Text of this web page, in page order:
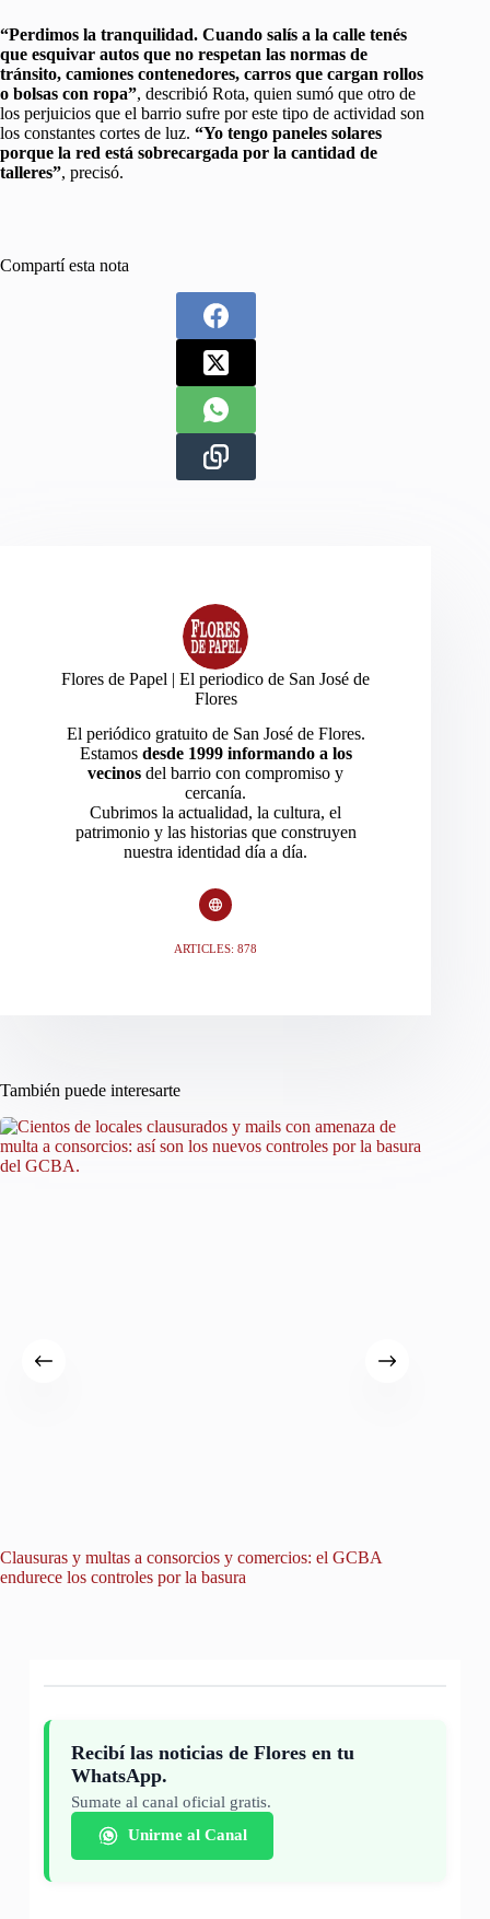
“Perdimos la tranquilidad. Cuando salís a la calle tenés
que esquivar autos que no respetan las normas de
tránsito, camiones contenedores, carros que cargan rollos
o bolsas con ropa”, describió Rota, quien sumó que otro de
los perjuicios que el barrio sufre por este tipo de actividad son
los constantes cortes de luz. “Yo tengo paneles solares
porque la red está sobrecargada por la cantidad de
talleres”, precisó.
Compartí esta nota
Flores de Papel | El periodico de San José de
Flores
El periódico gratuito de San José de Flores.
Estamos desde 1999 informando a los
vecinos del barrio con compromiso y
cercanía.
Cubrimos la actualidad, la cultura, el
patrimonio y las historias que construyen
nuestra identidad día a día.
ARTICLES: 878
También puede interesarte
Clausuras y multas a consorcios y comercios: el GCBA
endurece los controles por la basura
Recibí las noticias de Flores en tu
WhatsApp.
Sumate al canal oficial gratis.
Unirme al Canal